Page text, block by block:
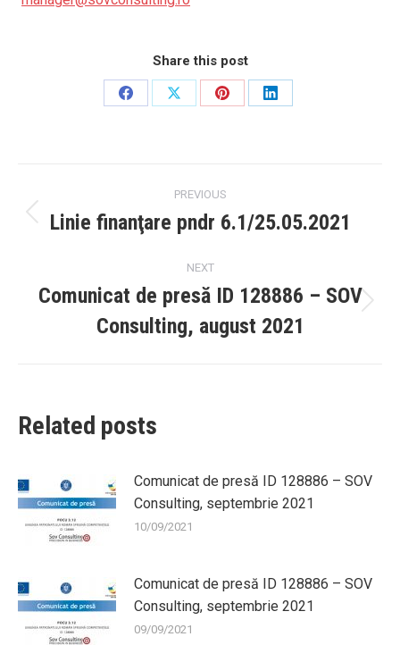
Share this post
Share
Share
Share
Share
navigation
PREVIOUS
Previous
Linie finanţare pndr 6.1/25.05.2021
NEXT
post:
Comunicat de presă ID 128886 – SOV
Consulting, august 2021
Related posts
Comunicat de presă ID 128886 – SOV
Consulting, septembrie 2021
10/09/2021
Comunicat de presă ID 128886 – SOV
Consulting, septembrie 2021
09/09/2021